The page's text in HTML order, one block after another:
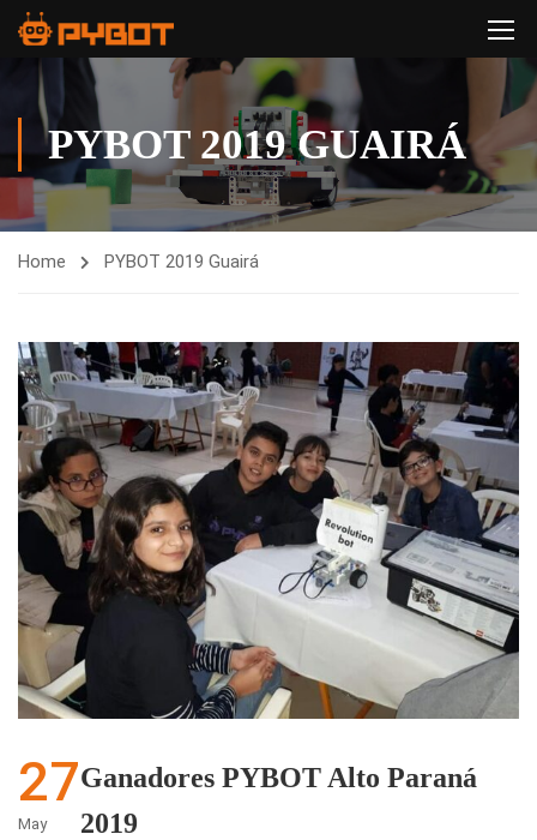
PYBOT 2019 GUAIRÁ
Home PYBOT 2019 Guairá
27
May
Ganadores PYBOT Alto Paraná
2019